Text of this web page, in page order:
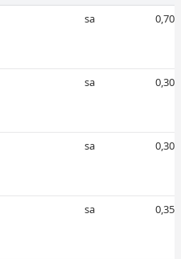
sa 0,70
sa 0,30
sa 0,30
sa 0,35